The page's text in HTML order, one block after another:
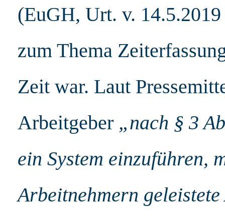
(EuGH, Urt. v.
zum Thema
Zeit war. Laut
Arbeitgeber „nach § 3
ein System einzuführen,
Arbeitnehmern